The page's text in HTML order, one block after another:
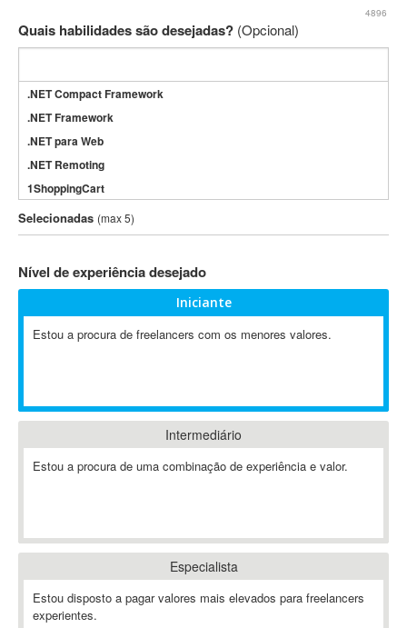
4896
Quais habilidades são desejadas? (Opcional)
.NET Compact Framework
.NET Framework
.NET para Web
.NET Remoting
1ShoppingCart
3DS Max
3GSM
802.11
A-GPS
ABAP
Abaqus
ABBYY FineReader
Ableton
Ableton Push
Abstract
Selecionadas (max 5)
Nível de experiência desejado
Iniciante
Estou a procura de freelancers com os menores valores.
Intermediário
Estou a procura de uma combinação de experiência e valor.
Especialista
Estou disposto a pagar valores mais elevados para freelancers
experientes.